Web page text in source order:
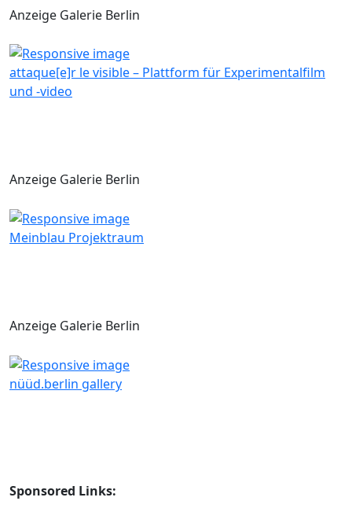
Anzeige Galerie Berlin
attaque[e]r le visible – Plattform für Experimentalfilm
und -video
Anzeige Galerie Berlin
Meinblau Projektraum
Anzeige Galerie Berlin
nüüd.berlin gallery
Sponsored Links: